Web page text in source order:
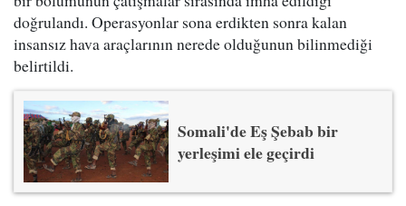
doğrulandı. Operasyonlar sona erdikten sonra kalan
insansız hava araçlarının nerede olduğunun bilinmediği
belirtildi.
Somali'de Eş Şebab bir
yerleşimi ele geçirdi